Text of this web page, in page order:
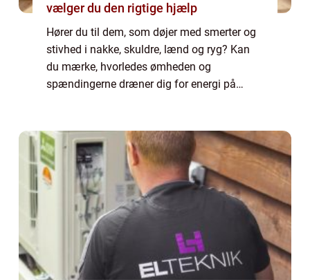
vælger du den rigtige hjælp
Hører du til dem, som døjer med smerter og
stivhed i nakke, skuldre, lænd og ryg? Kan
du mærke, hvorledes ømheden og
spændingerne dræner dig for energi på